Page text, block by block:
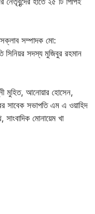
সম্পাদক মো:
সিনিয়র সদস্য মুজিবুর রহমান
মুহিত, আনোয়ার হোসেন,
সাবেক সভাপতি এম এ ওয়াহিদ
মোনায়েম খা